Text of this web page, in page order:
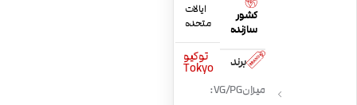
کشور
سازنده
ایالات
متحده
برند توکیو
Tokyo
میزان VG/PG: